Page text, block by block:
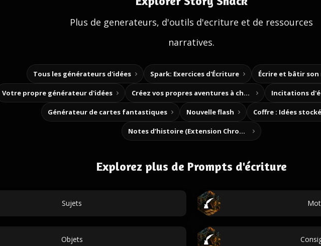
Plus de generateurs, d'outils d'ecriture et de ressources
narratives.
Tous les générateurs d'idées Spark: Exercices d'Écriture Écrire et bâtir son
Votre propre générateur d'idées Créez vos propres aventures à choix Incitations
Générateur de cartes fantastiques Nouvelle flash Coffre : Idées
Notes d’histoire (Extension Chrome)
Explorez plus de Prompts d'écriture
Sujets
Objets